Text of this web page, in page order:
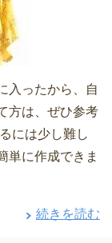
入ったから、自
方は、ぜひ参考
には少し難し
単に作成できま
続きを読む